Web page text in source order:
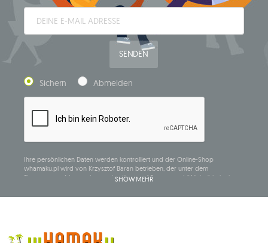
SENDEN
Sichern Abmelden
Ihre persönlichen Daten werden kontrolliert und der Online-Shop
whamaku.pl wird von Krzysztof Baran betrieben, der unter dem
Firmennamen Mouton Interactive Krzysztof Baran geschäftlich tätig ist, in
verarbeitet und bis zu Ihrer Abmeldung gespeichert.
SHOW MEHR